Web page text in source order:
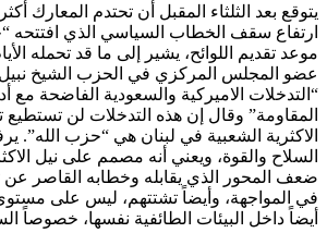
يتوقع بعد الثلثاء المقبل أن تحتدم المعارك
ارتفاع سقف الخطاب السياسي الذي افتتحه
موعد تقديم اللوائح، يشير إلى ما قد تحمله
عضو المجلس المركزي في الحزب الشيخ
“التدخلات الاميركية والسعودية الفاضحة مع
المقاومة” وقال إن هذه التدخلات لن تستطيع
الاكثرية الشعبية في لبنان هي “حزب الله”.
السلاح والقوة، ويعني أنه مصمم على نيل
ضعف المحور الذي يقابله وخطابه القاصر عن
في المواجهة، وأيضاً تشتتهم، ليس على
أيضاً داخل البيئات الطائفية نفسها، خصوصاً